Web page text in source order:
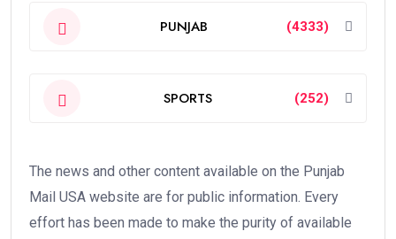
PUNJAB (4333)
SPORTS (252)
The news and other content available on the Punjab
Mail USA website are for public information. Every
effort has been made to make the purity of available